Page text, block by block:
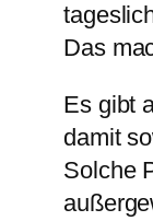
Das
Es gibt
damit
Solche